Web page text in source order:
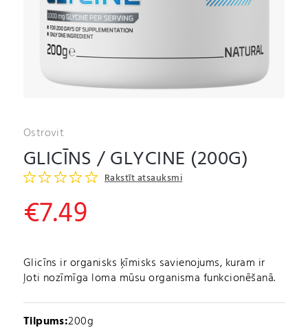
Ostrovit
GLICĪNS / GLYCINE (200G)
Rakstīt atsauksmi
€7.49
Glicīns ir organisks ķīmisks savienojums, kuram ir
ļoti nozīmīga loma mūsu organisma funkcionēšanā.
Tilpums:200g